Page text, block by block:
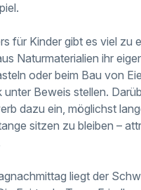
für Kinder gibt es viel zu
Naturmaterialien ihr
oder beim Bau von
unter Beweis stellen.
dazu ein, möglichst
sitzen zu bleiben –
liegt der